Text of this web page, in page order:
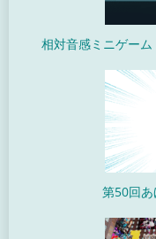
相対音感ミニゲー
第50回